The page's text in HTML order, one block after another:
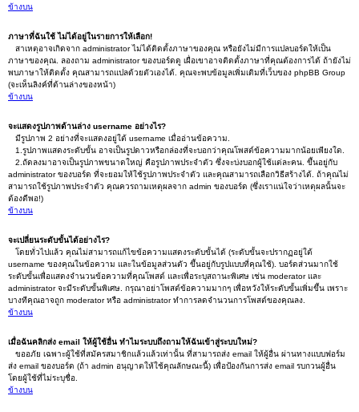
ข้างบน
ภาษาที่ฉันใช้ ไม่ได้อยู่ในรายการให้เลือก!
สาเหตุอาจเกิดจาก administrator ไม่ได้ติดตั้งภาษาของคุณ หรือยังไม่มีการแปลบอร์ดให้เป็น
ภาษาของคุณ. ลองถาม administrator ของบอร์ดดู เผื่อเขาอาจติดตั้งภาษาที่คุณต้องการได้ ถ้ายังไม่
พบภาษาให้ติดตั้ง คุณสามารถแปลด้วยตัวเองได้. คุณจะพบข้อมูลเพิ่มเติมที่เว็บของ phpBB Group
(จะเห็นลิงค์ที่ด้านล่างของหน้า)
ข้างบน
จะแสดงรูปภาพด้านล่าง username อย่างไร?
มีรูปภาพ 2 อย่างที่จะแสดงอยู่ใต้ username เมื่ออ่านข้อความ.
1.รูปภาพแสดงระดับขั้น อาจเป็นรูปดาวหรือกล่องที่จะบอกว่าคุณโพสต์ข้อความมากน้อยเพียงใด.
2.ถัดลงมาอาจเป็นรูปภาพขนาดใหญ่ คือรูปภาพประจำตัว ซึ่งจะบ่งบอกผู้ใช้แต่ละคน. ขึ้นอยู่กับ
administrator ของบอร์ด ที่จะยอมให้ใช้รูปภาพประจำตัว และคุณสามารถเลือกวิธีสร้างได้. ถ้าคุณไม่
สามารถใช้รูปภาพประจำตัว คุณควรถามเหตุผลจาก admin ของบอร์ด (ซึ่งเราแน่ใจว่าเหตุผลนั้นจะ
ต้องดีพอ!)
ข้างบน
จะเปลี่ยนระดับขั้นได้อย่างไร?
โดยทั่วไปแล้ว คุณไม่สามารถแก้ไขข้อความแสดงระดับขั้นได้ (ระดับขั้นจะปรากฏอยู่ใต้
username ของคุณในข้อความ และในข้อมูลส่วนตัว ขึ้นอยู่กับรูปแบบที่คุณใช้). บอร์ดส่วนมากใช้
ระดับขั้นเพื่อแสดงจำนวนข้อความที่คุณโพสต์ และเพื่อระบุสถานะพิเศษ เช่น moderator และ
administrator จะมีระดับขั้นพิเศษ. กรุณาอย่าโพสต์ข้อความมากๆ เพื่อหวังให้ระดับขั้นเพิ่มขึ้น เพราะ
บางทีคุณอาจถูก moderator หรือ administrator ทำการลดจำนวนการโพสต์ของคุณลง.
ข้างบน
เมื่อฉันคลิกส่ง email ให้ผู้ใช้อื่น ทำไมระบบถึงถามให้ฉันเข้าสู่ระบบใหม่?
ขออภัย เฉพาะผู้ใช้ที่สมัครสมาชิกแล้วแล้วเท่านั้น ที่สามารถส่ง email ให้ผู้อื่น ผ่านทางแบบฟอร์ม
ส่ง email ของบอร์ด (ถ้า admin อนุญาตให้ใช้คุณลักษณะนี้) เพื่อป้องกันการส่ง email รบกวนผู้อื่น
โดยผู้ใช้ที่ไม่ระบุชื่อ.
ข้างบน